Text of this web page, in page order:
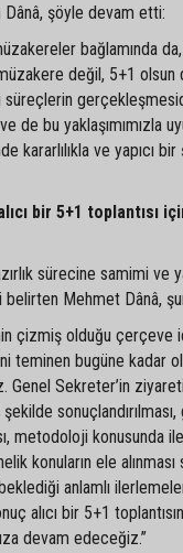
şöyle devam etti:
bağlamında
değil, 5+1 olsun
süreçlerin
de bu yaklaşımımızla
kararlılıkla ve yapıcı
bir 5+1 toplantısı
sürecine samimi ve
belirten Mehmet Dânâ,
çizmiş olduğu çerçeve
teminen bugüne kadar
Genel Sekreter’in
metodoloji konusunda
konuların ele
anlamlı
alıcı bir 5+1
devam edeceğiz.”